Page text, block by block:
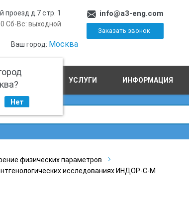
проезд д.7 стр. 1
Сб-Вс: выходной
Ваш город: Москва
Нет
info@a3-eng.com
Заказать звонок
УСЛУГИ ИНФОРМАЦИЯ
физических параметров
исследованиях ИНДОР-С-М